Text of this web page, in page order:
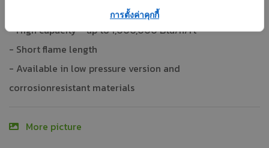
- High capacity - up to 1,000,000 Btu/h/ft
- Short flame length
- Available in low pressure version and
corrosionresistant materials
More picture
การตั้งค่าคุกกี้